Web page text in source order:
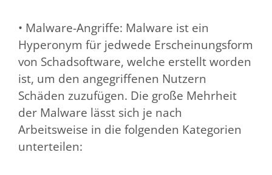
• Malware-Angriffe: Malware ist ein
Hyperonym für jedwede Erscheinungsform
von Schadsoftware, welche erstellt worden
ist, um den angegriffenen Nutzern
Schäden zuzufügen. Die große Mehrheit
der Malware lässt sich je nach
Arbeitsweise in die folgenden Kategorien
unterteilen: